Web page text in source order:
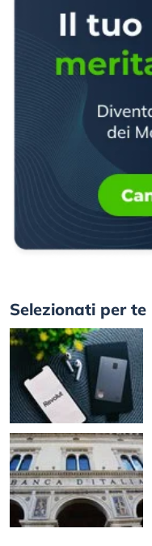
Selezionati per te